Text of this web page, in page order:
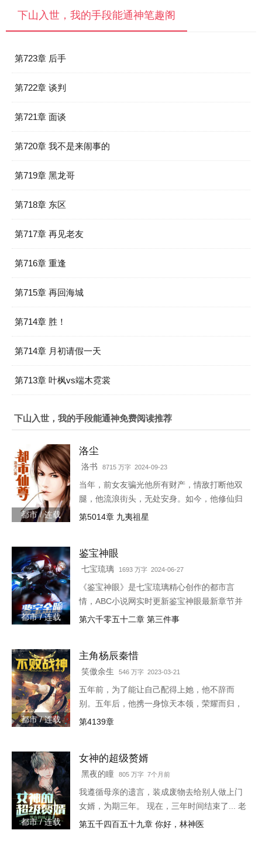
下山入世，我的手段能通神笔趣阁
第723章 后手
第722章 谈判
第721章 面谈
第720章 我不是来闹事的
第719章 黑龙哥
第718章 东区
第717章 再见老友
第716章 重逢
第715章 再回海城
第714章 胜！
第714章 月初请假一天
第713章 叶枫vs端木霓裳
下山入世，我的手段能通神免费阅读推荐
都市 / 连载
洛尘
洛书 8715 万字 2024-09-23
当年，前女友骗光他所有财产，情敌打断他双
腿，他流浪街头，无处安身。如今，他修仙归
来，一人可挡千万敌！
第5014章 九夷祖星
都市 / 连载
鉴宝神眼
七宝琉璃 1693 万字 2024-06-27
《鉴宝神眼》是七宝琉璃精心创作的都市言
情，ABC小说网实时更新鉴宝神眼最新章节并
且提供无弹窗阅读，书友所发表的鉴宝神眼评
第六千零五十二章 第三件事
都市 / 连载
主角杨辰秦惜
笑傲余生 546 万字 2023-03-21
五年前，为了能让自己配得上她，他不辞而
别。五年后，他携一身惊天本领，荣耀而归，
只是归来之时，竟发现自己多了一个女儿。
第4139章
都市 / 连载
女神的超级赘婿
黑夜的瞳 805 万字 7个月前
我遵循母亲的遗言，装成废物去给别人做上门
女婿，为期三年。 现在，三年时间结束了... 老
书链接：
第五千四百五十九章 你好，林神医